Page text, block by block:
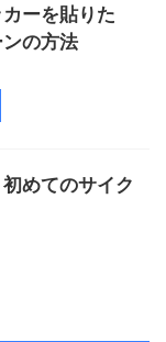
ーを貼りた
の方法
めてのサイク